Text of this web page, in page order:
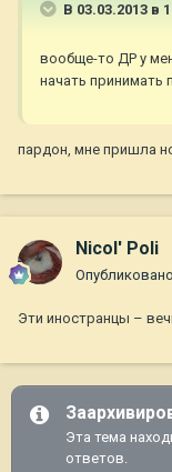
В 03.03.2013 в
вообще-то ДР у
начать принимать
пардон, мне пришла
Nicol' Poli
Опубликовано
Эти иностранцы –
Эта тема
ответов.